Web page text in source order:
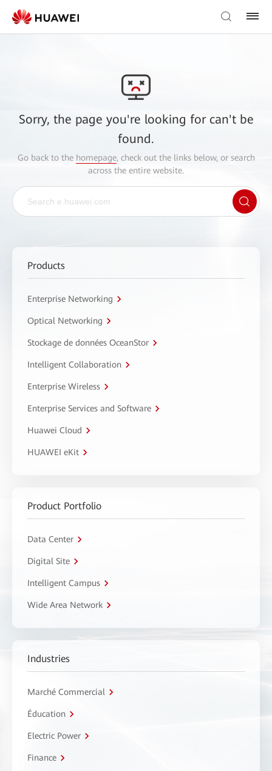
Sorry, the page you're looking for can't be
found.
Go back to the homepage, check out the links below, or search
across the entire website.
Products
Enterprise Networking
Optical Networking
Stockage de données OceanStor
Intelligent Collaboration
Enterprise Wireless
Enterprise Services and Software
Huawei Cloud
HUAWEI eKit
Product Portfolio
Data Center
Digital Site
Intelligent Campus
Wide Area Network
Industries
Marché Commercial
Éducation
Electric Power
Finance